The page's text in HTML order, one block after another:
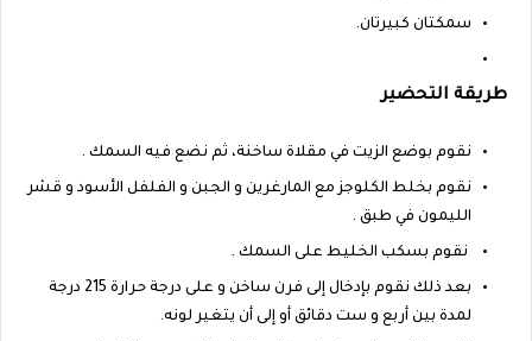
سمكتان كبيرتان.
طريقة التحضير
نقوم بوضع الزيت في مقلاة ساخنة، ثم نضع فيه السمك .
نقوم بخلط الكلوجز مع المارغرين و الجبن و الفلفل الأسود و قشر
الليمون في طبق .
نقوم بسكب الخليط على السمك .
بعد ذلك نقوم بإدخال إلى فرن ساخن و على درجة حرارة 215 درجة
لمدة بين أربع و ست دقائق أو إلى أن يتغير لونه.